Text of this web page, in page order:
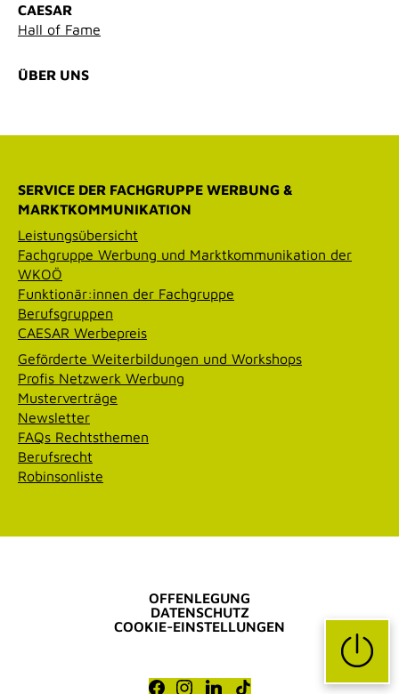
CAESAR
Hall of Fame
ÜBER UNS
SERVICE DER FACHGRUPPE WERBUNG &
MARKTKOMMUNIKATION
Leistungsübersicht
Fachgruppe Werbung und Marktkommunikation der
WKOÖ
Funktionär:innen der Fachgruppe
Berufsgruppen
CAESAR Werbepreis
Geförderte Weiterbildungen und Workshops
Profis Netzwerk Werbung
Musterverträge
Newsletter
FAQs Rechtsthemen
Berufsrecht
Robinsonliste
OFFENLEGUNG
DATENSCHUTZ
COOKIE-EINSTELLUNGEN